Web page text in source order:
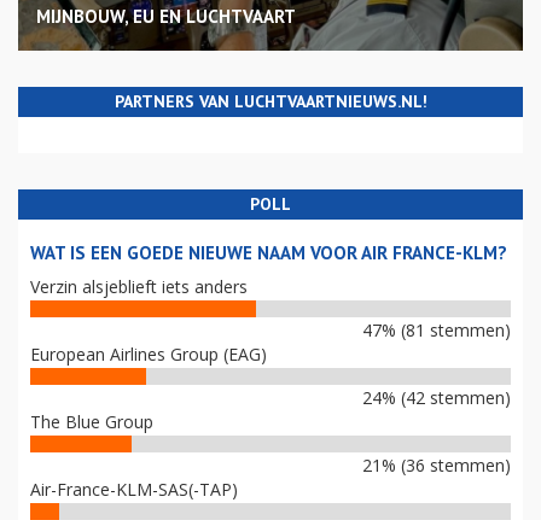
MIJNBOUW, EU EN LUCHTVAART
PARTNERS VAN LUCHTVAARTNIEUWS.NL!
POLL
WAT IS EEN GOEDE NIEUWE NAAM VOOR AIR FRANCE-KLM?
Verzin alsjeblieft iets anders
47% (81 stemmen)
European Airlines Group (EAG)
24% (42 stemmen)
The Blue Group
21% (36 stemmen)
Air-France-KLM-SAS(-TAP)